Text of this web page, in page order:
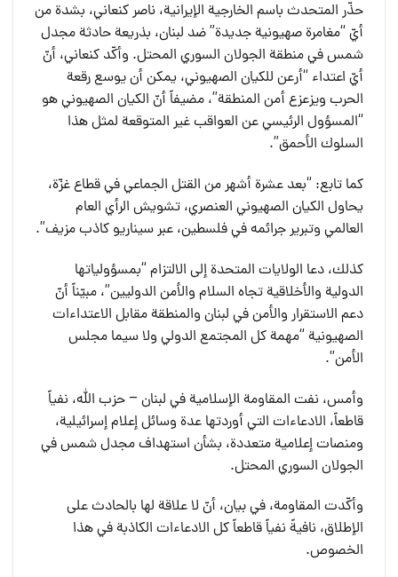
حذّر المتحدث باسم الخارجية الإيرانية، ناصر كنعاني، بشدة من
أيّ “مغامرة صهيونية جديدة” ضد لبنان، بذريعة حادثة مجدل
شمس في منطقة الجولان السوري المحتل. وأكّد كنعاني، أنّ
أيّ اعتداء “أرعن للكيان الصهيوني، يمكن أن يوسع رقعة
الحرب ويزعزع أمن المنطقة”، مضيفاً أنّ الكيان الصهيوني هو
“المسؤول الرئيسي عن العواقب غير المتوقعة لمثل هذا
السلوك الأحمق”.
كما تابع: “بعد عشرة أشهر من القتل الجماعي في قطاع غزّة،
يحاول الكيان الصهيوني العنصري، تشويش الرأي العام
العالمي وتبرير جرائمه في فلسطين، عبر سيناريو كاذب مزيف”.
كذلك، دعا الولايات المتحدة إلى الالتزام “بمسؤولياتها
الدولية والأخلاقية تجاه السلام والأمن الدوليين”، مبيّناً أنّ
دعم الاستقرار والأمن في لبنان والمنطقة مقابل الاعتداءات
الصهيونية “مهمة كل المجتمع الدولي ولا سيما مجلس
الأمن”.
وأمس، نفت المقاومة الإسلامية في لبنان – حزب الله، نفياً
قاطعاً، الادعاءات التي أوردتها عدة وسائل ‏إعلام إسرائيلية،
ومنصات إعلامية متعددة، بشأن استهداف مجدل شمس في
الجولان السوري المحتل.
وأكّدت المقاومة، في بيان، أنّ لا علاقة ‏لها بالحادث على
الإطلاق، نافيةً نفياً قاطعاً كل الادعاءات الكاذبة في هذا
‏الخصوص.‏